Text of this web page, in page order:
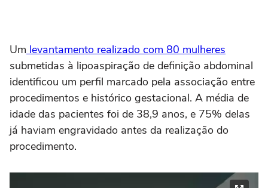
Um levantamento realizado com 80 mulheres
submetidas à lipoaspiração de definição abdominal
identificou um perfil marcado pela associação entre
procedimentos e histórico gestacional. A média de
idade das pacientes foi de 38,9 anos, e 75% delas
já haviam engravidado antes da realização do
procedimento.